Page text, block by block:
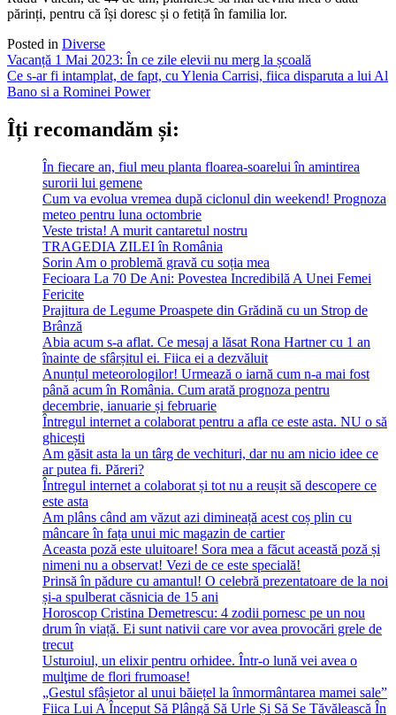
părinți, pentru că își doresc și o fetiță în familia lor.
Posted in Diverse
Post
navigation
Vacanță 1 Mai 2023: În ce zile elevii nu merg la școală
Ce s-ar fi intamplat, de fapt, cu Ylenia Carrisi, fiica disparuta a lui Al
Bano si a Rominei Power
Îți recomandăm și:
În fiecare an, fiul meu planta floarea-soarelui în amintirea
surorii lui gemene
Cum va evolua vremea după ciclonul din weekend! Prognoza
meteo pentru luna octombrie
Veste trista! A murit cantaretul nostru
TRAGEDIA ZILEI în România
Sorin Am o problemă gravă cu soția mea
Fecioara La 70 De Ani: Povestea Incredibilă A Unei Femei
Fericite
Prajitura de Legume Proaspete din Grădină cu un Strop de
Brânză
Abia acum s-a aflat. Ce mesaj a lăsat Rona Hartner cu 1 an
înainte de sfârșitul ei. Fiica ei a dezvăluit
Anunțul meteorologilor! Urmează o iarnă cum n-a mai fost
până acum în România. Cum arată prognoza pentru
decembrie, ianuarie și februarie
Întregul internet a colaborat pentru a afla ce este asta. NU o să
ghicești
Am găsit asta la un târg de vechituri, dar nu am nicio idee ce
ar putea fi. Păreri?
Întregul internet a colaborat și tot nu a reușit să descopere ce
este asta
Am plâns când am văzut azi dimineață acest coș plin cu
mâncare în fața unui mic magazin de cartier
Aceasta poză este uluitoare! Sora mea a făcut această poză și
nimeni nu a observat! Vezi de ce este specială!
Prinsă în pădure cu amantul! O celebră prezentatoare de la noi
și-a spulberat căsnicia de 15 ani
Horoscop Cristina Demetrescu: 4 zodii pornesc pe un nou
drum în viață. Ei sunt nativii care vor avea provocări grele de
trecut
Usturoiul, un elixir pentru orhidee. Într-o lună vei avea o
mulţime de flori frumoase!
„Gestul sfâșietor al unui băiețel la înmormântarea mamei sale”
Fiica Lui A Început Să Plângă Să Urle Și Să Se Tăvălească În